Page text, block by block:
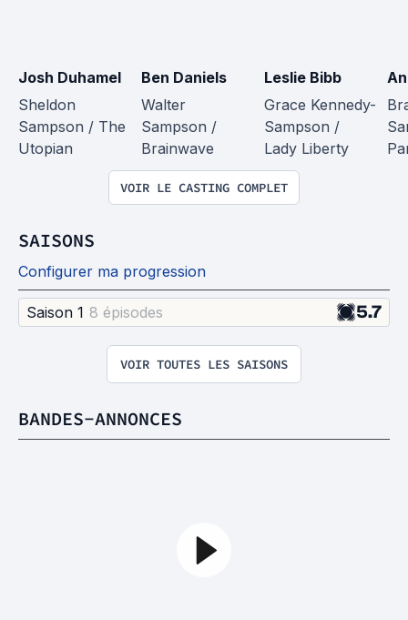
Josh Duhamel
Sheldon
Sampson / The
Utopian
Ben Daniels
Walter
Sampson /
Brainwave
Leslie Bibb
Grace Kennedy-
Sampson /
Lady Liberty
VOIR LE CASTING COMPLET
SAISONS
Configurer ma progression
Saison 1 8 épisodes 5.7
VOIR TOUTES LES SAISONS
BANDES-ANNONCES